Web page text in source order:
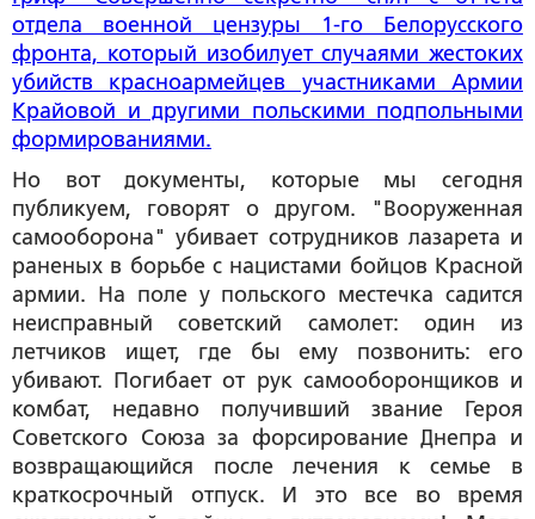
отдела военной цензуры 1-го Белорусского
фронта, который изобилует случаями жестоких
убийств красноармейцев участниками Армии
Крайовой и другими польскими подпольными
формированиями.
Но вот документы, которые мы сегодня
публикуем, говорят о другом. "Вооруженная
самооборона" убивает сотрудников лазарета и
раненых в борьбе с нацистами бойцов Красной
армии. На поле у польского местечка садится
неисправный советский самолет: один из
летчиков ищет, где бы ему позвонить: его
убивают. Погибает от рук самооборонщиков и
комбат, недавно получивший звание Героя
Советского Союза за форсирование Днепра и
возвращающийся после лечения к семье в
краткосрочный отпуск. И это все во время